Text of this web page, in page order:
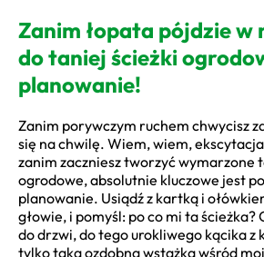
Zanim łopata pójdzie w
do taniej ścieżki
planowanie!
Zanim porywczym ruchem chwycisz
się na chwilę. Wiem, wiem,
zanim zaczniesz tworzyć wymarzone
ogrodowe, absolutnie kluczowe jest
planowanie. Usiądź z kartką i
głowie, i pomyśl: po co mi ta ścieżka?
do drzwi, do tego urokliwego kącika z
tylko taka ozdobna wstążka wśród